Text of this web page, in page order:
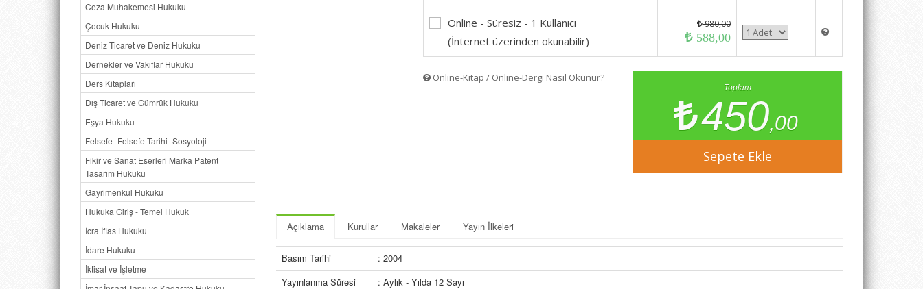
Ceza Muhakemesi Hukuku
Çocuk Hukuku
Deniz Ticaret ve Deniz Hukuku
Dernekler ve Vakıflar Hukuku
Ders Kitapları
Dış Ticaret ve Gümrük Hukuku
Eşya Hukuku
Felsefe- Felsefe Tarihi- Sosyoloji
Fikir ve Sanat Eserleri Marka Patent
Tasarım Hukuku
Gayrimenkul Hukuku
Hukuka Giriş - Temel Hukuk
İcra İflas Hukuku
İdare Hukuku
İktisat ve İşletme
Online - Süresiz - 1 Kullanıcı
(İnternet üzerinden okunabilir)
980,00
588,00
Online-Kitap / Online-Dergi Nasıl Okunur?
Toplam
450,00
Açıklama Kurullar Makaleler Yayın İlkeleri
Basım Tarihi
: 2004
Yayınlanma Süresi
: Aylık - Yılda 12 Sayı